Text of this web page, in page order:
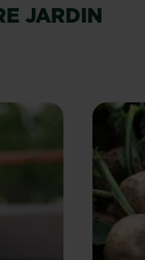
JARDIN